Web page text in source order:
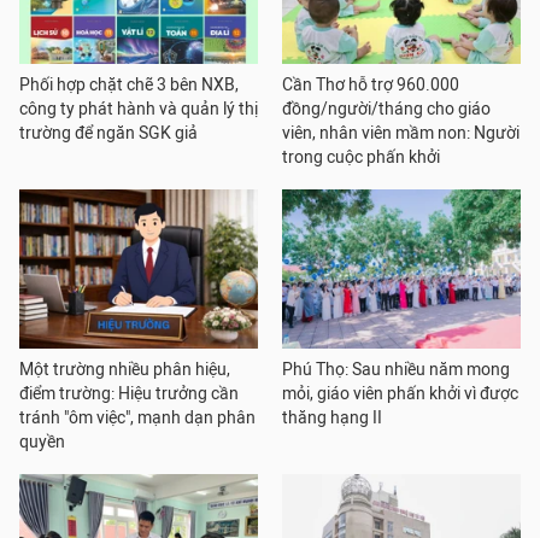
Phối hợp chặt chẽ 3 bên NXB,
công ty phát hành và quản lý thị
trường để ngăn SGK giả
Cần Thơ hỗ trợ 960.000
đồng/người/tháng cho giáo
viên, nhân viên mầm non: Người
trong cuộc phấn khởi
Một trường nhiều phân hiệu,
điểm trường: Hiệu trưởng cần
tránh "ôm việc", mạnh dạn phân
quyền
Phú Thọ: Sau nhiều năm mong
mỏi, giáo viên phấn khởi vì được
thăng hạng II